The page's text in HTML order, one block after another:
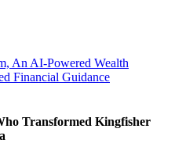
Transformed Kingfisher